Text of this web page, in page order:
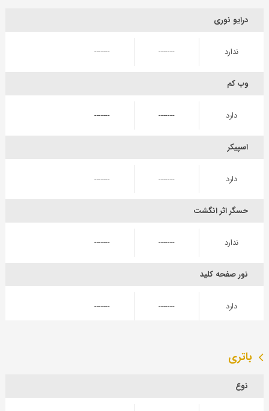
درایو نوری
ندارد -------
-------
وب کم
دارد -------
-------
اسپیکر
دارد -------
-------
حسگر اثر انگشت
ندارد -------
-------
نور صفحه کلید
دارد -------
-------
باتری
نوع